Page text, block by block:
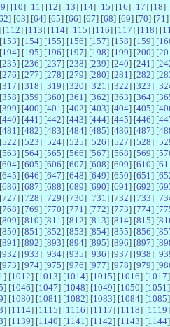
9] [10] [11 ] [12] [13] [14] [15] [16] [17] [18] [
] [63] [64] [65] [66] [67] [68] [69] [70] [71 ]
[112] [113] [114] [115] [116] [117] [118] [
153] [154] [155] [156] [157] [158] [159] [
194] [195] [196] [197] [198] [199] [200] [
235] [236] [237] [238] [239] [240] [241 ] [
276] [277] [278] [279] [280] [281 ] [282] [
317] [318] [319] [320] [321 ] [322] [323] [
358] [359] [360] [361 ] [362] [363] [364] [
399] [400] [401 ] [402] [403] [404] [405] [
440] [441 ] [442] [443] [444] [445] [446] [
481 ] [482] [483] [484] [485] [486] [487] [
522] [523] [524] [525] [526] [527] [528] [
563] [564] [565] [566] [567] [568] [569] [
604] [605] [606] [607] [608] [609] [610] [
645] [646] [647] [648] [649] [650] [651 ] [
686] [687] [688] [689] [690] [691 ] [692] [
727] [728] [729] [730] [731 ] [732] [733] [
768] [769] [770] [771 ] [772] [773] [774] [
809] [810] [811 ] [812] [813] [814] [815] [
850] [851 ] [852] [853] [854] [855] [856] [
891 ] [892] [893] [894] [895] [896] [897] [
932] [933] [934] [935] [936] [937] [938] [
973] [974] [975] [976] [977] [978] [979] [
] [1012] [1013] [1014] [1015] [1016] [1017
] [1046] [1047] [1048] [1049] [1050] [1051
] [1080] [1081 ] [1082] [1083] [1084] [1085
] [1114] [1115] [1116] [1117] [1118] [1119
] [1139] [1140] [1141 ] [1142] [1143] [1144